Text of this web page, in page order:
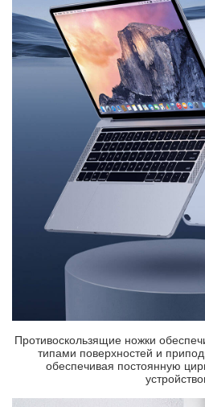
Противоскользящие ножки
типами поверхностей и
обеспечивая постоянную